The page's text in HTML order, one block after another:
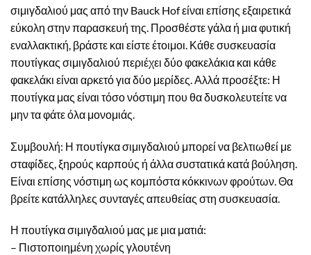
σιμιγδαλιού μας από την Bauck Hof είναι επίσης εξαιρετικά
εύκολη στην παρασκευή της. Προσθέστε γάλα ή μια φυτική
εναλλακτική, βράστε και είστε έτοιμοι. Κάθε συσκευασία
πουτίγκας σιμιγδαλιού περιέχει δύο φακελάκια και κάθε
φακελάκι είναι αρκετό για δύο μερίδες. Αλλά προσέξτε: Η
πουτίγκα μας είναι τόσο νόστιμη που θα δυσκολευτείτε να
μην τα φάτε όλα μονομιάς.
Συμβουλή: Η πουτίγκα σιμιγδαλιού μπορεί να βελτιωθεί με
σταφίδες, ξηρούς καρπούς ή άλλα συστατικά κατά βούληση.
Είναι επίσης νόστιμη ως κομπόστα κόκκινων φρούτων. Θα
βρείτε κατάλληλες συνταγές απευθείας στη συσκευασία.
Η πουτίγκα σιμιγδαλιού μας με μια ματιά:
– Πιστοποιημένη χωρίς γλουτένη